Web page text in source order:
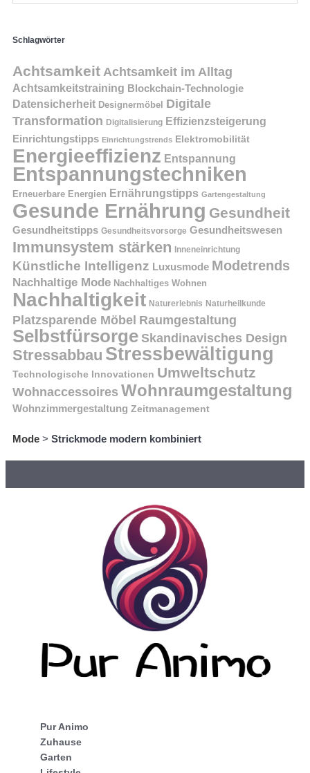
Schlagwörter
Achtsamkeit Achtsamkeit im Alltag
Achtsamkeitstraining Blockchain-Technologie
Datensicherheit Designermöbel
Digitale
Transformation Digitalisierung Effizienzsteigerung
Einrichtungstipps Einrichtungstrends Elektromobilität
Energieeffizienz Entspannung
Entspannungstechniken
Erneuerbare Energien Ernährungstipps Gartengestaltung
Gesunde Ernährung Gesundheit
Gesundheitstipps Gesundheitsvorsorge Gesundheitswesen
Immunsystem stärken Inneneinrichtung
Künstliche Intelligenz Luxusmode Modetrends
Nachhaltige Mode Nachhaltiges Wohnen
Nachhaltigkeit Naturerlebnis Naturheilkunde
Platzsparende Möbel Raumgestaltung
Selbstfürsorge Skandinavisches Design
Stressabbau Stressbewältigung
Technologische Innovationen Umweltschutz
Wohnaccessoires Wohnraumgestaltung
Wohnzimmergestaltung Zeitmanagement
Mode > Strickmode modern kombiniert
Pur Animo
Zuhause
Garten